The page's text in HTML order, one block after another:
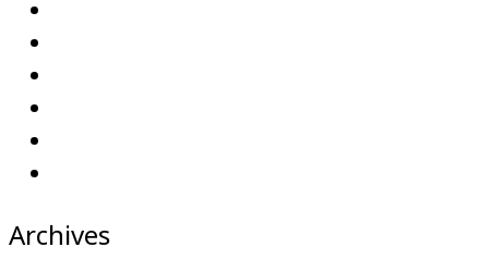
Archives